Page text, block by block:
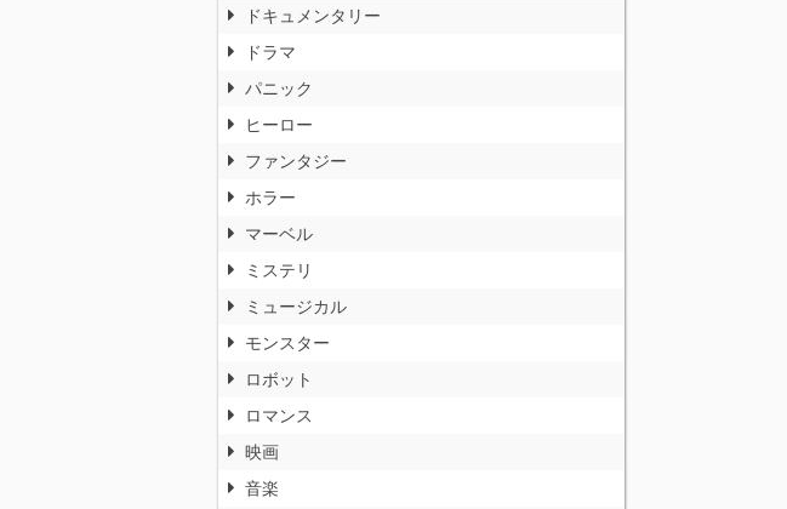
ドキュメンタリー
ドラマ
パニック
ヒーロー
ファンタジー
ホラー
マーベル
ミステリ
ミュージカル
モンスター
ロボット
ロマンス
映画
音楽